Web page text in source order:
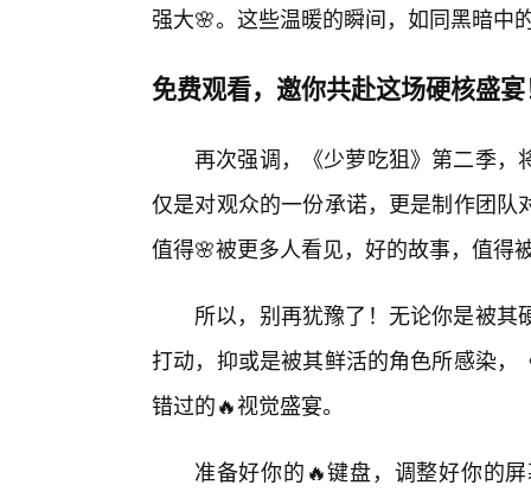
强大🌸。这些温暖的瞬间，如同黑暗中
免费观看，邀你共赴这场硬核盛
再次强调，《少萝吃狙》第二季，
仅是对观众的一份承诺，更是制作团
值得🌸被更多人看见，好的故事，值得
所以，别再犹豫了！无论你是被
打动，抑或是被其鲜活的角色所感染
错过的🔥视觉盛宴。
准备好你的🔥键盘，调整好你的